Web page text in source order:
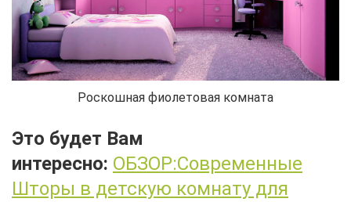
Роскошная фиолетовая комната
Это будет Вам
интересно: ОБЗОР:Современные
Шторы в детскую комнату для